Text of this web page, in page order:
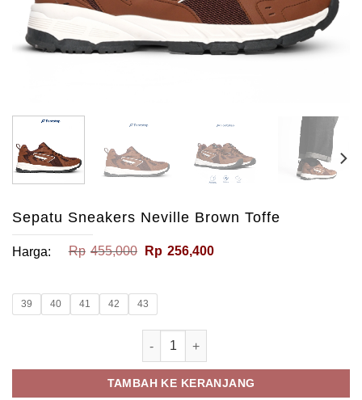
Sepatu Sneakers Neville Brown Toffe
Harga: Rp 455,000 Harga
Rp 256,400Harga
39 40 41 42 43
Kuantitas Sepatu Sneakers Neville
TAMBAH KE KERANJANG